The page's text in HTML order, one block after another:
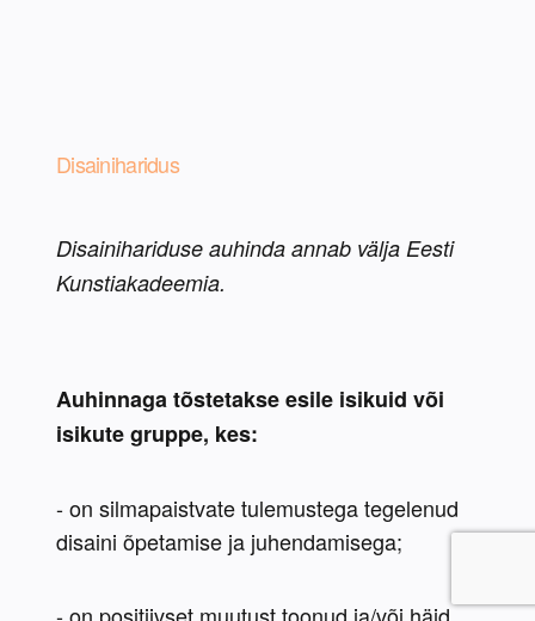
Disainiharidus
Disainihariduse auhinda annab välja Eesti
Kunstiakadeemia.
Auhinnaga tõstetakse esile isikuid või
isikute gruppe, kes:
- on silmapaistvate tulemustega tegelenud